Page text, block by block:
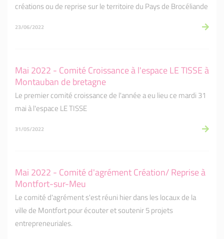
créations ou de reprise sur le territoire du Pays de Brocéliande
23/06/2022
Mai 2022 - Comité Croissance à l'espace LE TISSE à
Montauban de bretagne
Le premier comité croissance de l'année a eu lieu ce mardi 31
mai à l'espace LE TISSE
31/05/2022
Mai 2022 - Comité d'agrément Création/ Reprise à
Montfort-sur-Meu
Le comité d'agrément s'est réuni hier dans les locaux de la
ville de Montfort pour écouter et soutenir 5 projets
entrepreneuriales.